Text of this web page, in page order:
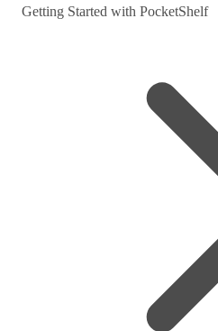
Getting Started with PocketShelf